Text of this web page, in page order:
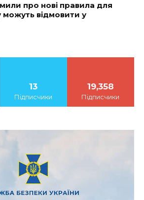
про нові правила для
можуть відмовити у
13
Підписчики
19,358
Підписчики